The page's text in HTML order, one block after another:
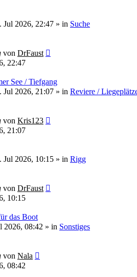
Jul 2026, 22:47 » in Suche
von DrFaust
22:47
See / Tiefgang
Jul 2026, 21:07 » in Reviere /
von Kris123
21:07
Jul 2026, 10:15 » in Rigg
von DrFaust
10:15
das Boot
2026, 08:42 » in Sonstiges
von Nala
08:42